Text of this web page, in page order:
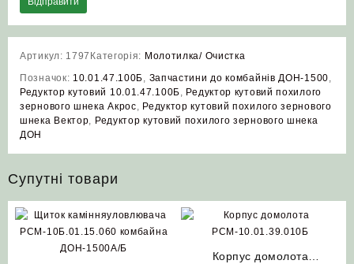
Артикул: 1797 Категорія: Молотилка/ Очистка
Позначок: 10.01.47.100Б Запчастини до комбайнів ДОН-1500
Редуктор кутовий 10.01.47.100Б
Редуктор кутовий похилого
зернового шнека Акрос
Редуктор кутовий похилого зернового
шнека Вектор
Редуктор кутовий похилого зернового шнека
ДОН
Супутні товари
Корпус домолота